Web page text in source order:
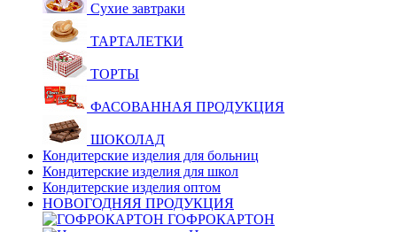
Сухие завтраки
ТАРТАЛЕТКИ
ТОРТЫ
ФАСОВАННАЯ ПРОДУКЦИЯ
ШОКОЛАД
Кондитерские изделия для больниц
Кондитерские изделия для школ
Кондитерские изделия оптом
НОВОГОДНЯЯ ПРОДУКЦИЯ
ГОФРОКАРТОН